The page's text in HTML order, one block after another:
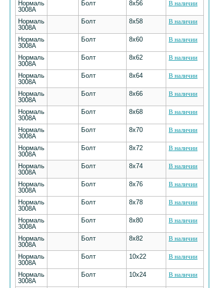
Нормаль
3008А
Болт 8х56 В наличии
Нормаль
3008А
Болт 8х58 В наличии
Нормаль
3008А
Болт 8х60 В наличии
Нормаль
3008А
Болт 8х62 В наличии
Нормаль
3008А
Болт 8х64 В наличии
Нормаль
3008А
Болт 8х66 В наличии
Нормаль
3008А
Болт 8х68 В наличии
Нормаль
3008А
Болт 8х70 В наличии
Нормаль
3008А
Болт 8х72 В наличии
Нормаль
3008А
Болт 8х74 В наличии
Нормаль
3008А
Болт 8х76 В наличии
Нормаль
3008А
Болт 8х78 В наличии
Нормаль
3008А
Болт 8х80 В наличии
Нормаль
3008А
Болт 8х82 В наличии
Нормаль
3008А
Болт 10х22 В наличии
Нормаль
3008А
Болт 10х24 В наличии